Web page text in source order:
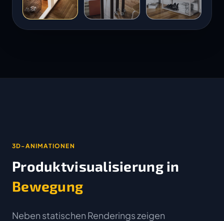
3D-ANIMATIONEN
Produktvisualisierung in
Bewegung
Neben statischen Renderings zeigen